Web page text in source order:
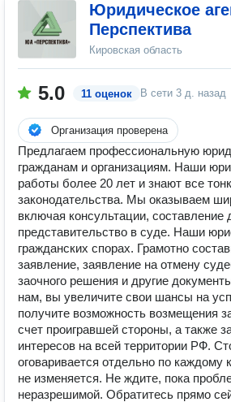
Юридическое
Перспектива
Кировская область
5.0 11 оценок В сети 3 д. назад
Организация проверена
Предлагаем профессиональную
гражданам и организациям. Наши
работы более 20 лет и знают все
законодательства. Мы оказываем
включая консультации, составление
представительство в суде. Наши
гражданских спорах. Грамотно
заявление, заявление на отмену
заочного решения и другие
нам, вы увеличите свои шансы на
получите возможность возмещения
счет проигравшей стороны, а также
интересов на всей территории РФ.
оговаривается отдельно по каждому
не изменяется. Не ждите, пока
неразрешимой. Обратитесь прямо